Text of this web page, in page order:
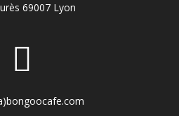
69007 Lyon